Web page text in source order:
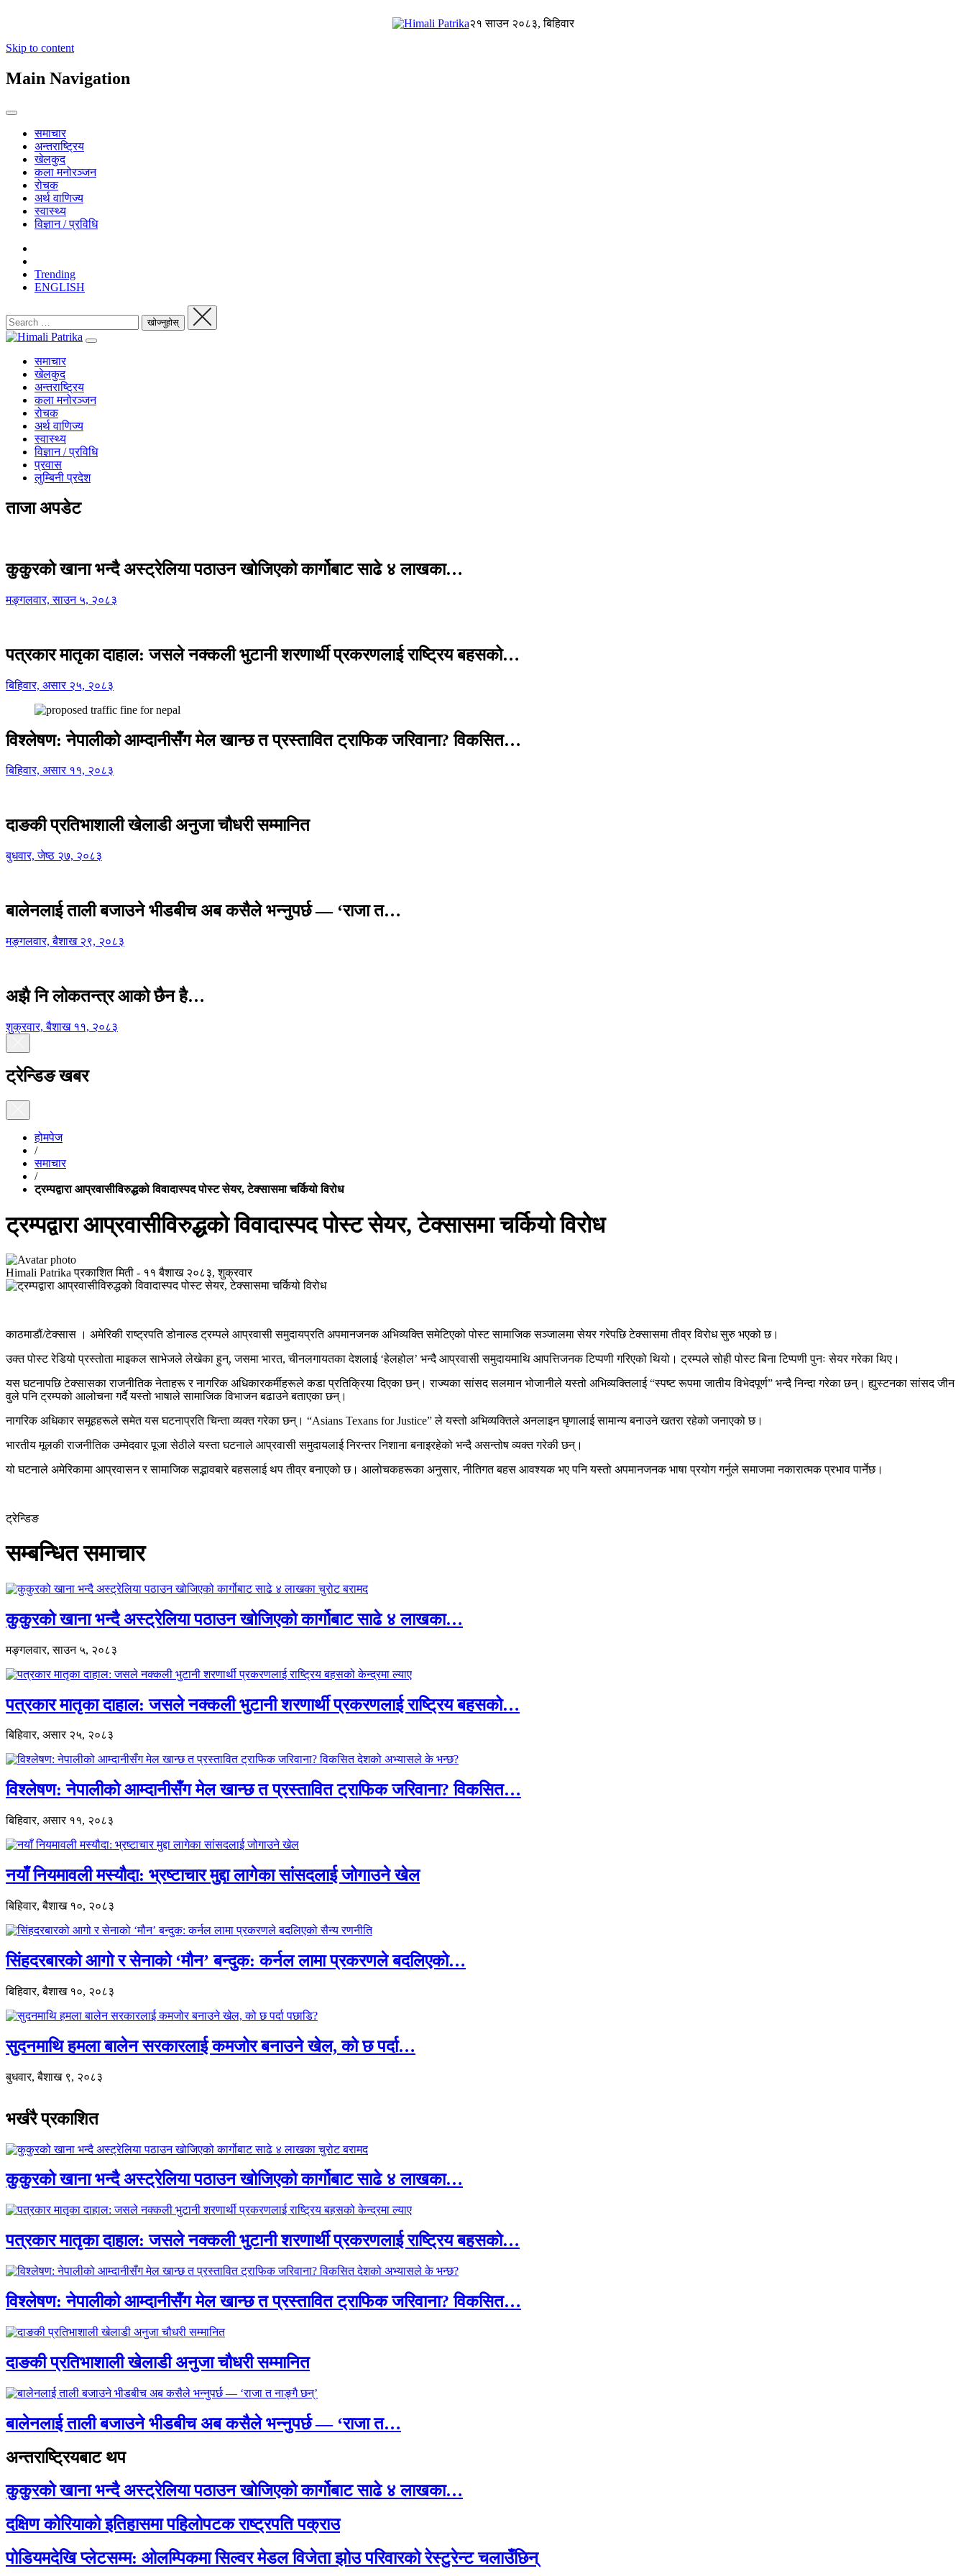
२१ साउन २०८३, बिहिवार
Skip to content
Main Navigation
समाचार
अन्तराष्ट्रिय
खेलकुद
कला मनोरञ्जन
रोचक
अर्थ वाणिज्य
स्वास्थ्य
विज्ञान / प्रविधि
Trending
ENGLISH
समाचार
खेलकुद
अन्तराष्ट्रिय
कला मनोरञ्जन
रोचक
अर्थ वाणिज्य
स्वास्थ्य
विज्ञान / प्रविधि
प्रवास
लुम्बिनी प्रदेश
ताजा अपडेट
कुकुरको खाना भन्दै अस्ट्रेलिया पठाउन खोजिएको कार्गोबाट साढे ४ लाखका…
मङ्गलवार, साउन ५, २०८३
पत्रकार मातृका दाहाल: जसले नक्कली भुटानी शरणार्थी प्रकरणलाई राष्ट्रिय बहसको…
बिहिवार, असार २५, २०८३
विश्लेषण: नेपालीको आम्दानीसँग मेल खान्छ त प्रस्तावित ट्राफिक जरिवाना? विकसित…
बिहिवार, असार ११, २०८३
दाङकी प्रतिभाशाली खेलाडी अनुजा चौधरी सम्मानित
बुधवार, जेष्ठ २७, २०८३
बालेनलाई ताली बजाउने भीडबीच अब कसैले भन्नुपर्छ — ‘राजा त…
मङ्गलवार, बैशाख २९, २०८३
अझै नि लोकतन्त्र आको छैन है…
शुक्रवार, बैशाख ११, २०८३
ट्रेन्डिङ खबर
होमपेज
/
समाचार
/
ट्रम्पद्वारा आप्रवासीविरुद्धको विवादास्पद पोस्ट सेयर, टेक्सासमा चर्कियो विरोध
ट्रम्पद्वारा आप्रवासीविरुद्धको विवादास्पद पोस्ट सेयर, टेक्सासमा चर्कियो विरोध
Himali Patrika प्रकाशित मिती - ११ बैशाख २०८३, शुक्रवार
काठमाडौं/टेक्सास । अमेरिकी राष्ट्रपति डोनाल्ड ट्रम्पले आप्रवासी समुदायप्रति अपमानजनक अभिव्यक्ति समेटिएको पोस्ट सामाजिक सञ्जालमा सेयर गरेपछि टेक्सासमा तीव्र विरोध सुरु भएको छ।
उक्त पोस्ट रेडियो प्रस्तोता माइकल साभेजले लेखेका हुन्, जसमा भारत, चीनलगायतका देशलाई ‘हेलहोल’ भन्दै आप्रवासी समुदायमाथि आपत्तिजनक टिप्पणी गरिएको थियो। ट्रम्पले सोही पोस्ट बिना टिप्पणी पुनः सेयर गरेका थिए।
यस घटनापछि टेक्सासका राजनीतिक नेताहरू र नागरिक अधिकारकर्मीहरूले कडा प्रतिक्रिया दिएका छन्। राज्यका सांसद सलमान भोजानीले यस्तो अभिव्यक्तिलाई “स्पष्ट रूपमा जातीय विभेदपूर्ण” भन्दै निन्दा गरेका छन्। ह्युस्टनका सांसद जीन
वुले पनि ट्रम्पको आलोचना गर्दै यस्तो भाषाले सामाजिक विभाजन बढाउने बताएका छन्।
नागरिक अधिकार समूहहरूले समेत यस घटनाप्रति चिन्ता व्यक्त गरेका छन्। “Asians Texans for Justice” ले यस्तो अभिव्यक्तिले अनलाइन घृणालाई सामान्य बनाउने खतरा रहेको जनाएको छ।
भारतीय मूलकी राजनीतिक उम्मेदवार पूजा सेठीले यस्ता घटनाले आप्रवासी समुदायलाई निरन्तर निशाना बनाइरहेको भन्दै असन्तोष व्यक्त गरेकी छन्।
यो घटनाले अमेरिकामा आप्रवासन र सामाजिक सद्भावबारे बहसलाई थप तीव्र बनाएको छ। आलोचकहरूका अनुसार, नीतिगत बहस आवश्यक भए पनि यस्तो अपमानजनक भाषा प्रयोग गर्नुले समाजमा नकारात्मक प्रभाव पार्नेछ।
ट्रेन्डिङ
सम्बन्धित समाचार
कुकुरको खाना भन्दै अस्ट्रेलिया पठाउन खोजिएको कार्गोबाट साढे ४ लाखका…
मङ्गलवार, साउन ५, २०८३
पत्रकार मातृका दाहाल: जसले नक्कली भुटानी शरणार्थी प्रकरणलाई राष्ट्रिय बहसको…
बिहिवार, असार २५, २०८३
विश्लेषण: नेपालीको आम्दानीसँग मेल खान्छ त प्रस्तावित ट्राफिक जरिवाना? विकसित…
बिहिवार, असार ११, २०८३
नयाँ नियमावली मस्यौदा: भ्रष्टाचार मुद्दा लागेका सांसदलाई जोगाउने खेल
बिहिवार, बैशाख १०, २०८३
सिंहदरबारको आगो र सेनाको ‘मौन’ बन्दुक: कर्नल लामा प्रकरणले बदलिएको…
बिहिवार, बैशाख १०, २०८३
सुदनमाथि हमला बालेन सरकारलाई कमजोर बनाउने खेल, को छ पर्दा…
बुधवार, बैशाख ९, २०८३
भर्खरै प्रकाशित
कुकुरको खाना भन्दै अस्ट्रेलिया पठाउन खोजिएको कार्गोबाट साढे ४ लाखका…
पत्रकार मातृका दाहाल: जसले नक्कली भुटानी शरणार्थी प्रकरणलाई राष्ट्रिय बहसको…
विश्लेषण: नेपालीको आम्दानीसँग मेल खान्छ त प्रस्तावित ट्राफिक जरिवाना? विकसित…
दाङकी प्रतिभाशाली खेलाडी अनुजा चौधरी सम्मानित
बालेनलाई ताली बजाउने भीडबीच अब कसैले भन्नुपर्छ — ‘राजा त…
अन्तराष्ट्रियबाट थप
कुकुरको खाना भन्दै अस्ट्रेलिया पठाउन खोजिएको कार्गोबाट साढे ४ लाखका…
दक्षिण कोरियाको इतिहासमा पहिलोपटक राष्ट्रपति पक्राउ
पोडियमदेखि प्लेटसम्म: ओलम्पिकमा सिल्वर मेडल विजेता झोउ परिवारको रेस्टुरेन्ट चलाउँछिन्